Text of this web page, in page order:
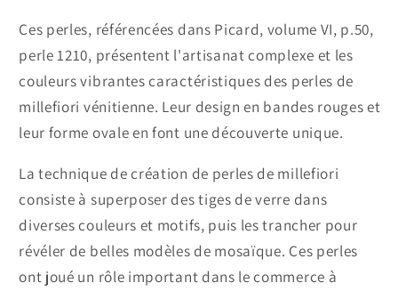
Ces perles, référencées dans Picard, volume VI, p.50,
perle 1210, présentent l'artisanat complexe et les
couleurs vibrantes caractéristiques des perles de
millefiori vénitienne. Leur design en bandes rouges et
leur forme ovale en font une découverte unique.
La technique de création de perles de millefiori
consiste à superposer des tiges de verre dans
diverses couleurs et motifs, puis les trancher pour
révéler de belles modèles de mosaïque. Ces perles
ont joué un rôle important dans le commerce à